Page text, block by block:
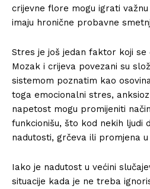
crijevne flore mogu igrati
imaju hronične probavne
Stres je još jedan faktor koji se
Mozak i crijeva povezani su
sistemom poznatim kao
toga emocionalni stres,
napetost mogu promijeniti
funkcionišu, što kod nekih ljudi
nadutosti, grčeva ili promjena
Iako je nadutost u većini
situacije kada je ne treba